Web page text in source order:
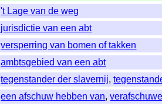
't Lage van de weg
jurisdictie van een abt
versperring van bomen of takken
ambtsgebied van een abt
tegenstander der slavernij,
een afschuw hebben van,